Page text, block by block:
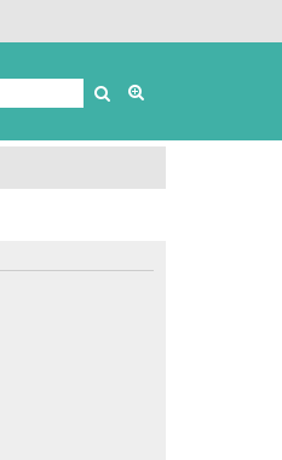
Buscar